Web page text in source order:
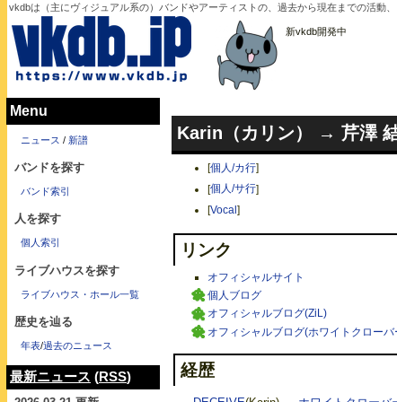
vkdbは（主にヴィジュアル系の）バンドやアーティストの、過去から現在までの活動
新vkdb開発中
Karin（カリン） → 芹澤
[個人/カ行]
[個人/サ行]
[Vocal ]
リンク
オフィシャルサイト
個人ブログ
オフィシャルブログ(ZiL)
オフィシャルブログ(ホワイトクローバ
経歴
Menu
ニュース / 新譜
バンドを探す
バンド索引
人を探す
個人索引
ライブハウスを探す
ライブハウス・ホール一覧
歴史を辿る
年表/過去のニュース
最新ニュース (RSS)